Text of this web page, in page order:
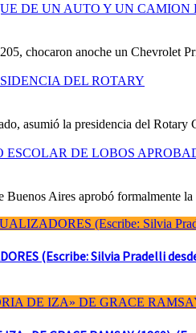
DE UN AUTO Y UN CAMION
chocaron anoche un Chevrolet
DEL ROTARY
asumió la presidencia del
ESCOLAR DE LOBOS
Aires aprobó formalmente
(Escribe: Silvia Pradelli